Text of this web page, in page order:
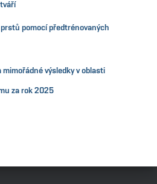
pomocí předtrénovaných
výsledky v oblasti
za rok 2025